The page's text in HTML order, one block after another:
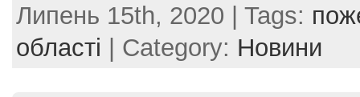
c
e
itt
er
er
e
ai
l
ar
e
Липень 15th, 2020 | Tags:
області | Category: Новини